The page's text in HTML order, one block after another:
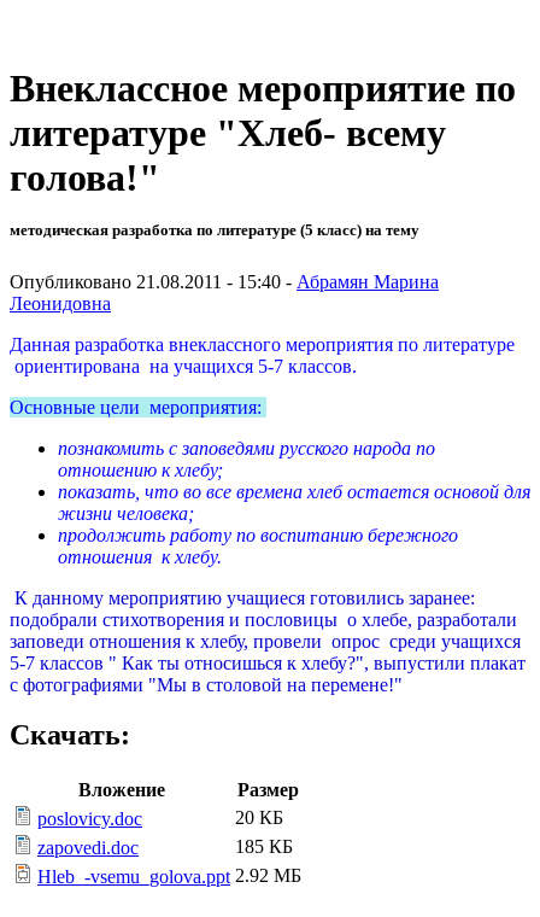
Внеклассное мероприятие по
литературе "Хлеб- всему
голова!"
методическая разработка по литературе (5 класс) на тему
Опубликовано 21.08.2011 - 15:40 - Абрамян Марина
Леонидовна
Данная разработка внеклассного мероприятия по литературе
ориентирована на учащихся 5-7 классов.
Основные цели мероприятия:
познакомить с заповедями русского народа по
отношению к хлебу;
показать, что во все времена хлеб остается основой для
жизни человека;
продолжить работу по воспитанию бережного
отношения к хлебу.
К данному мероприятию учащиеся готовились заранее:
подобрали стихотворения и пословицы о хлебе, разработали
заповеди отношения к хлебу, провели опрос среди учащихся
5-7 классов " Как ты относишься к хлебу?", выпустили плакат
с фотографиями "Мы в столовой на перемене!"
Скачать:
Вложение
Размер
poslovicy.doc
20 КБ
zapovedi.doc
185 КБ
Hleb_-vsemu_golova.ppt 2.92 МБ